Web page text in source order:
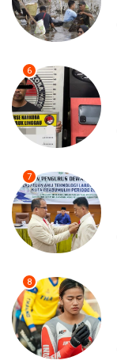
6
7
8